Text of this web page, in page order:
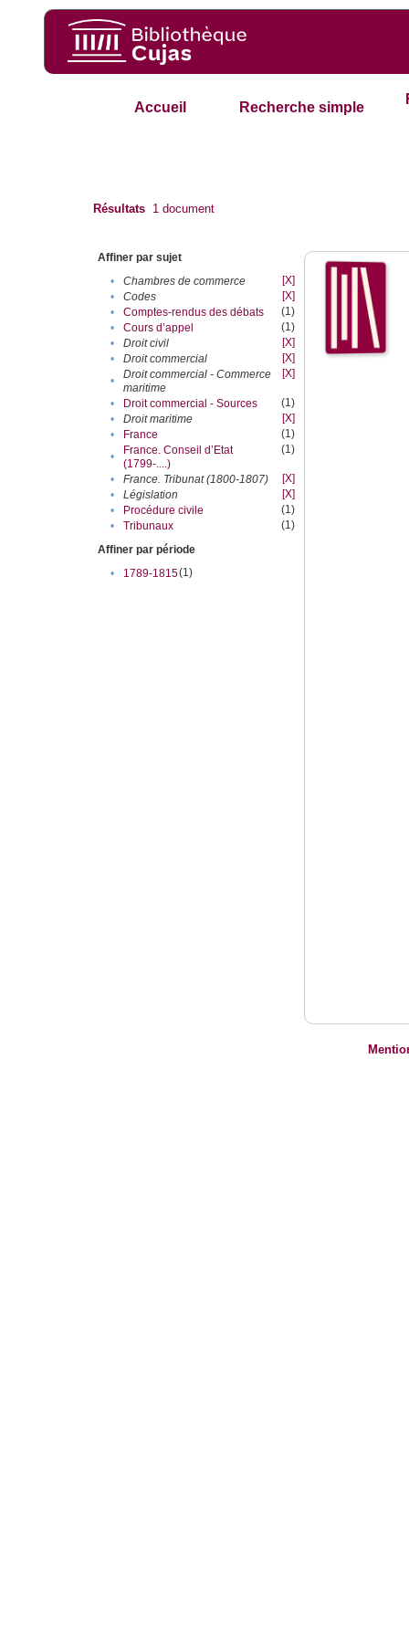
Accueil Recherche simple
Résultats 1 document
Affiner par sujet
•
Chambres de commerce
[X]
•
Codes
[X]
•
Comptes-rendus des débats
(1)
•
Cours d’appel
(1)
•
Droit civil
[X]
•
Droit commercial
[X]
•
Droit commercial - Commerce
maritime
[X]
• Droit commercial - Sources
(1)
•
Droit maritime
[X]
•
France
(1)
•
France. Conseil d’Etat
(1799-....)
(1)
• France. Tribunat (1800-1807)
[X]
•
Législation
[X]
•
Procédure civile
(1)
•
Tribunaux
(1)
Affiner par période
•
1789-1815(1)